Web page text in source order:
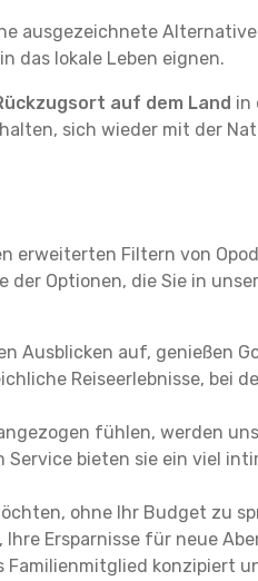
ausgezeichnete
das lokale Leben eignen.
auf dem Land in
sich wieder mit der
erweiterten Filtern von
Optionen, die Sie in
Ausblicken auf, genießen
Reiseerlebnisse, bei
fühlen, werden
bieten sie ein viel
ohne Ihr Budget zu
Ersparnisse für neue
konzipiert